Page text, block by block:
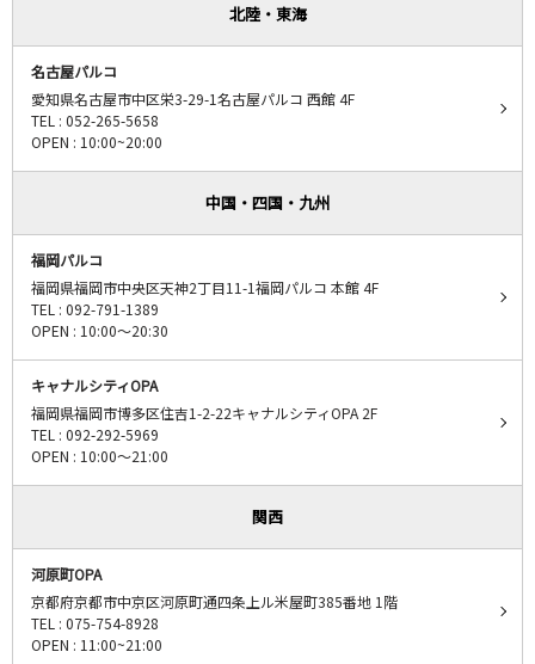
北陸・東海
名古屋パルコ
愛知県名古屋市中区栄3-29-1名古屋パルコ 西館 4F
TEL : 052-265-5658
OPEN : 10:00~20:00
中国・四国・九州
福岡パルコ
福岡県福岡市中央区天神2丁目11-1福岡パルコ 本館 4F
TEL : 092-791-1389
OPEN : 10:00～20:30
キャナルシティOPA
福岡県福岡市博多区住吉1-2-22キャナルシティOPA 2F
TEL : 092-292-5969
OPEN : 10:00～21:00
関西
河原町OPA
京都府京都市中京区河原町通四条上ル米屋町385番地 1階
TEL : 075-754-8928
OPEN : 11:00~21:00